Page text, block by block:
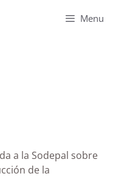
Menu
a la Sodepal sobre
de la